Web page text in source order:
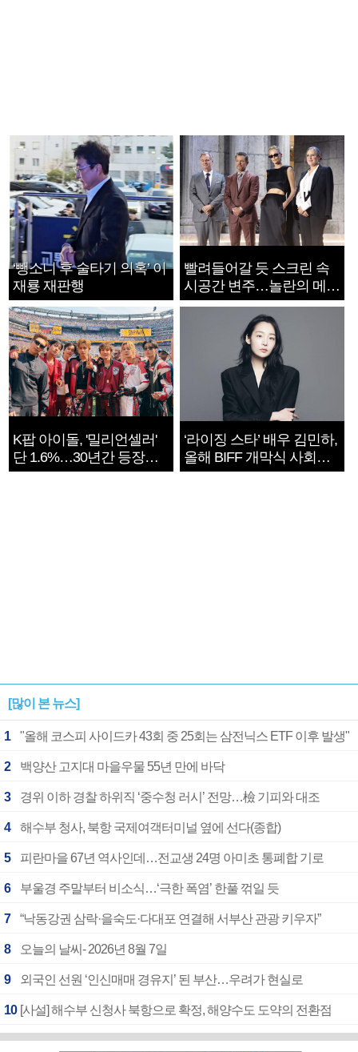
‘뺑소니 후 술타기 의혹’ 이
재룡 재판행
빨려들어갈 듯 스크린 속
시공간 변주…놀란의 메시
지는 ‘전쟁 속죄’
K팝 아이돌, '밀리언셀러'
단 1.6%…30년간 등장
1182개팀 전수조사
‘라이징 스타’ 배우 김민하,
올해 BIFF 개막식 사회자
확정
[많이 본 뉴스]
1 "올해 코스피 사이드카 43회 중 25회는 삼전닉스 ETF 이후 발생"
2 백양산 고지대 마을우물 55년 만에 바닥
3 경위 이하 경찰 하위직 ‘중수청 러시’ 전망…檢 기피와 대조
4 해수부 청사, 북항 국제여객터미널 옆에 선다(종합)
5 피란마을 67년 역사인데…전교생 24명 아미초 통폐합 기로
6 부울경 주말부터 비소식…‘극한 폭염’ 한풀 꺾일 듯
7 “낙동강권 삼락·을숙도·다대포 연결해 서부산 관광 키우자”
8 오늘의 날씨- 2026년 8월 7일
9 외국인 선원 ‘인신매매 경유지’ 된 부산…우려가 현실로
10 [사설] 해수부 신청사 북항으로 확정, 해양수도 도약의 전환점